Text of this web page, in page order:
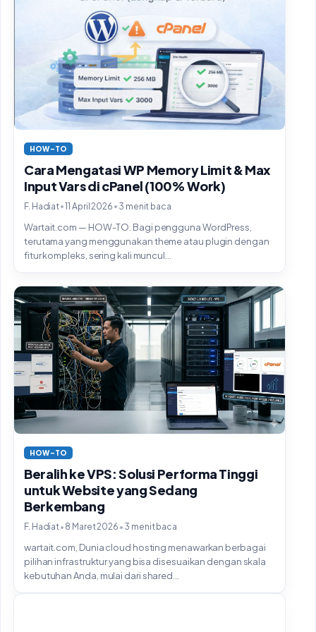
HOW-TO
Cara Mengatasi WP Memory Limit & Max
Input Vars di cPanel (100% Work)
F. Hadiat•11 April 2026 • 3 menit baca
Wartait.com — HOW-TO. Bagi pengguna WordPress,
terutama yang menggunakan theme atau plugin dengan
fitur kompleks, sering kali muncul...
HOW-TO
Beralih ke VPS: Solusi Performa Tinggi
untuk Website yang Sedang
Berkembang
F. Hadiat• 8 Maret 2026 • 3 menit baca
wartait.com, Dunia cloud hosting menawarkan berbagai
pilihan infrastruktur yang bisa disesuaikan dengan skala
kebutuhan Anda, mulai dari shared...